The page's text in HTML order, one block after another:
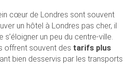
cœur de Londres sont souvent
un hôtel à Londres pas cher, il
un peu du centre-ville.
offrent souvent des tarifs plus
bien desservis par les transports